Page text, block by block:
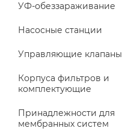
УФ-обеззараживание
Насосные станции
Управляющие клапаны
Корпуса фильтров и
комплектующие
Принадлежности для
мембранных систем